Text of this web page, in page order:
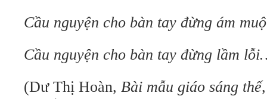
Cầu nguyện cho bàn tay đừng ám
Cầu nguyện cho bàn tay đừng lầm
(Dư Thị Hoàn, Bài mẫu giáo sáng thế